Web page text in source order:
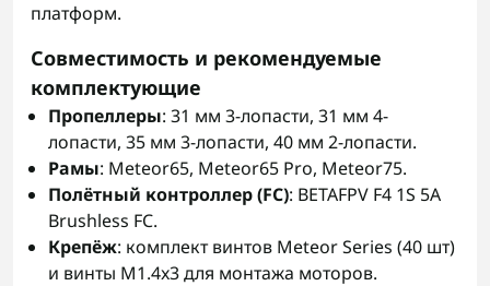
платформ.
Совместимость и рекомендуемые
комплектующие
Пропеллеры: 31 мм 3-лопасти, 31 мм 4-
лопасти, 35 мм 3-лопасти, 40 мм 2-лопасти.
Рамы: Meteor65, Meteor65 Pro, Meteor75.
Полётный контроллер (FC): BETAFPV F4 1S 5A
Brushless FC.
Крепёж: комплект винтов Meteor Series (40 шт)
и винты M1.4x3 для монтажа моторов.